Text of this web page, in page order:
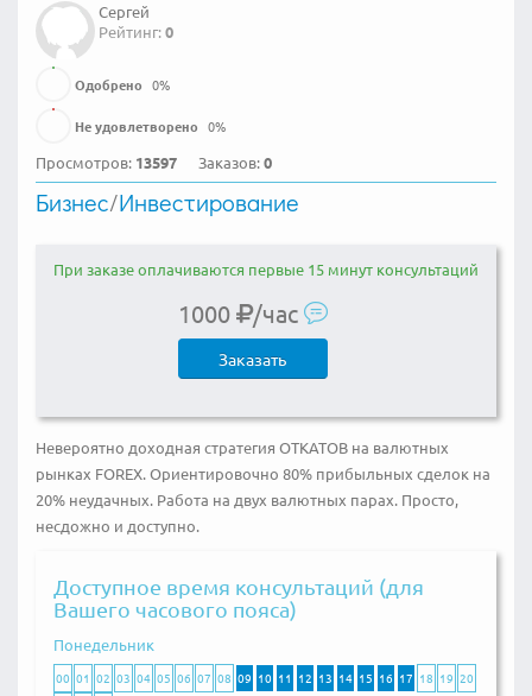
Сергей
Рейтинг:0
Одобрено 0%
Не удовлетворено 0%
Просмотров: 13597 Заказов:0
Бизнес/Инвестирование
При заказе оплачиваются первые 15 минут консультаций
1000 /час
Заказать
Невероятно доходная стратегия ОТКАТОВ на валютных
рынках FOREX. Ориентировочно 80% прибыльных сделок на
20% неудачных. Работа на двух валютных парах. Просто,
несдожно и доступно.
Доступное время консультаций (для
Вашего часового пояса)
Понедельник
00 01 02 03 04 05 06 07 08 09 10 11 12 13 14 15 16 17 18 19 20